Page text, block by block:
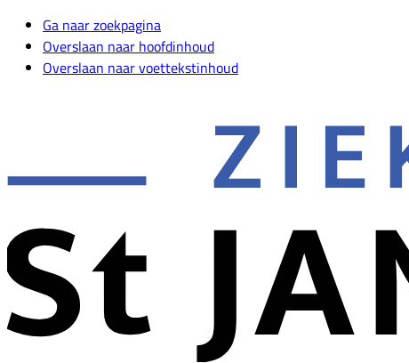
Ga naar zoekpagina
Overslaan naar hoofdinhoud
Overslaan naar voettekstinhoud